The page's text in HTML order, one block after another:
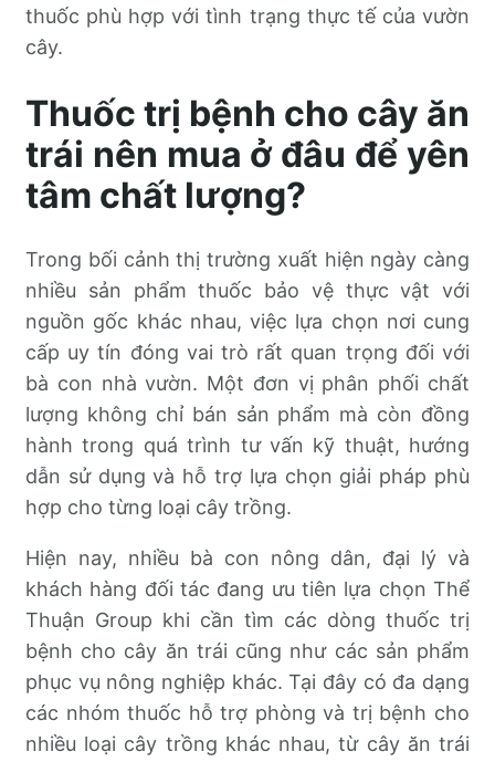
thuốc phù hợp với tình trạng thực tế của vườn
cây.
Thuốc trị bệnh cho cây ăn
trái nên mua ở đâu để yên
tâm chất lượng?
Trong bối cảnh thị trường xuất hiện ngày càng
nhiều sản phẩm thuốc bảo vệ thực vật với
nguồn gốc khác nhau, việc lựa chọn nơi cung
cấp uy tín đóng vai trò rất quan trọng đối với
bà con nhà vườn. Một đơn vị phân phối chất
lượng không chỉ bán sản phẩm mà còn đồng
hành trong quá trình tư vấn kỹ thuật, hướng
dẫn sử dụng và hỗ trợ lựa chọn giải pháp phù
hợp cho từng loại cây trồng.
Hiện nay, nhiều bà con nông dân, đại lý và
khách hàng đối tác đang ưu tiên lựa chọn Thể
Thuận Group khi cần tìm các dòng thuốc trị
bệnh cho cây ăn trái cũng như các sản phẩm
phục vụ nông nghiệp khác. Tại đây có đa dạng
các nhóm thuốc hỗ trợ phòng và trị bệnh cho
nhiều loại cây trồng khác nhau, từ cây ăn trái